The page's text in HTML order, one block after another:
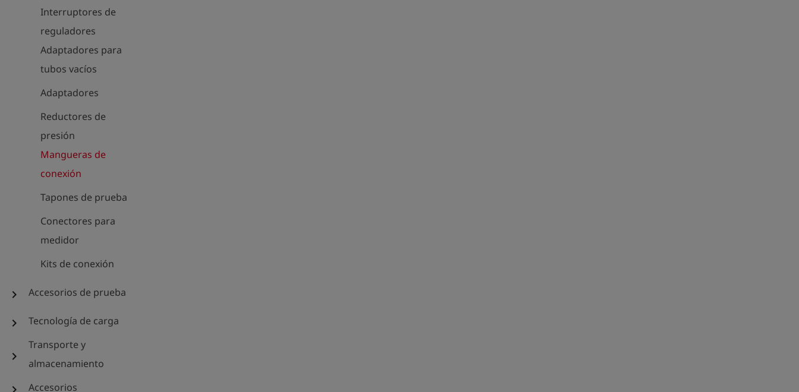
Interruptores de
reguladores
Adaptadores para
tubos vacíos
Adaptadores
Reductores de
presión
Mangueras de
conexión
Tapones de prueba
Conectores para
medidor
Kits de conexión
chevron_right Accesorios de prueba
chevron_right Tecnología de carga
chevron_right
Transporte y
almacenamiento
Accesorios